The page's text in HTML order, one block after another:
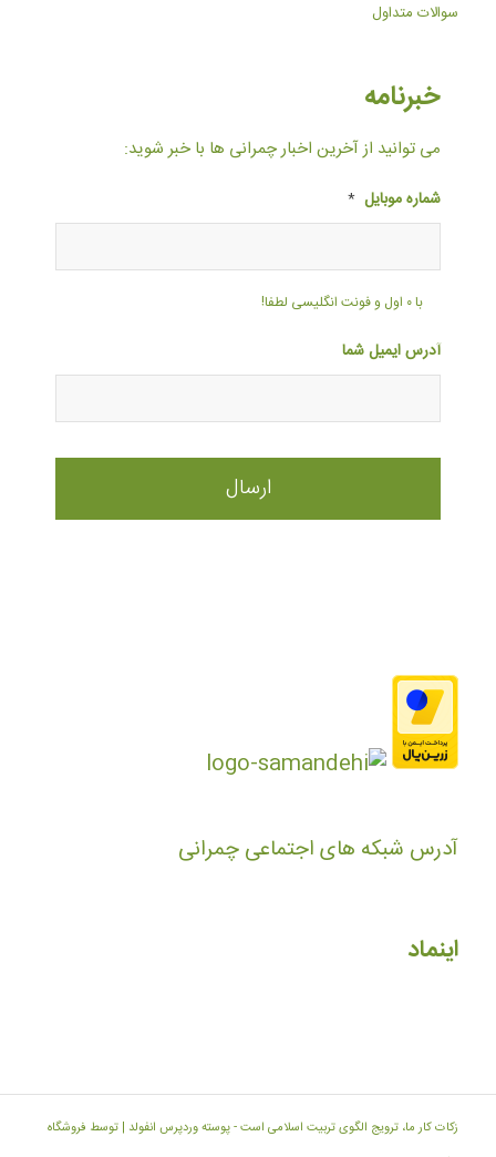
سوالات متداول
خبرنامه
می توانید از آخرین اخبار چمرانی ها با خبر شوید:
شماره موبایل *
با ۰ اول و فونت انگلیسی لطفا!
آدرس ایمیل شما
آدرس شبکه های اجتماعی چمرانی
اینماد
زکات کار ما، ترویج الگوی تربیت اسلامی است -پوسته وردپرس انفولد | توسط فروشگاه